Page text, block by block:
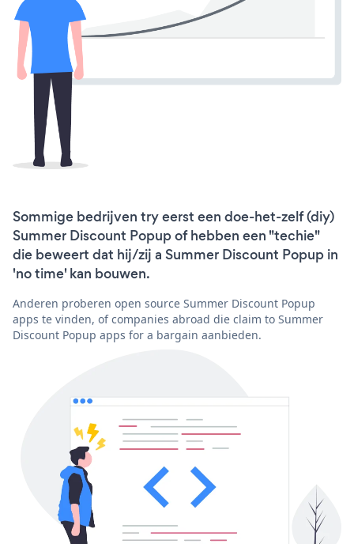
Sommige bedrijven try eerst een doe-het-zelf (diy)
Summer Discount Popup of hebben een "techie"
die beweert dat hij/zij a Summer Discount Popup in
'no time' kan bouwen.
Anderen proberen open source Summer Discount Popup
apps te vinden, of companies abroad die claim to Summer
Discount Popup apps for a bargain aanbieden.